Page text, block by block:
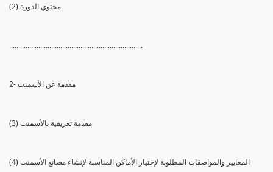
(2) محتوي الدورة
.........................................................................
2- مقدمة عن الأسمنت
(3) مقدمة تعريفية بالأسمنت
(4) المعايير والمواصفات المطلوبة لإختيار الأماكن المناسبة لإنشاء مصانع الأسمنت